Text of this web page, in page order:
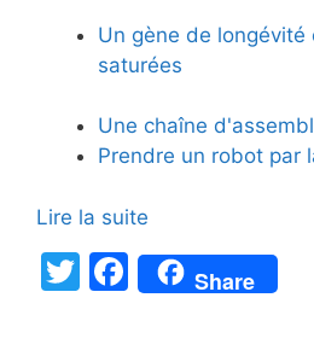
Un gène de longévité
saturées
Une chaîne
Prendre un robot par
Lire la suite
T
F
a
Share